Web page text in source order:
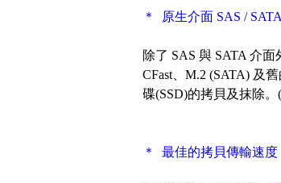
＊ 原生介面 SAS /
除了 SAS 與 SATA 介
CFast、M.2 (SATA) 及
碟(SSD)的拷貝及抹除
＊ 最佳的拷貝傳輸速度